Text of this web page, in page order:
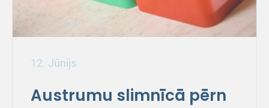
12. Jūnijs
Austrumu slimnīcā pērn